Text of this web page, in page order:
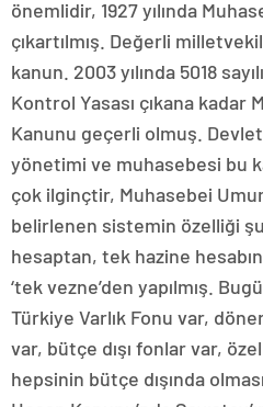
önemlidir, 1927 yılında
çıkartılmış. Değerli
kanun. 2003 yılında 5018
Kontrol Yasası çıkana kadar
Kanunu geçerli olmuş.
yönetimi ve muhasebesi bu
çok ilginçtir, Muhasebei
belirlenen sistemin özelliği
hesaptan, tek hazine
‘tek vezne’den yapılmış.
Türkiye Varlık Fonu var,
var, bütçe dışı fonlar var,
hepsinin bütçe dışında